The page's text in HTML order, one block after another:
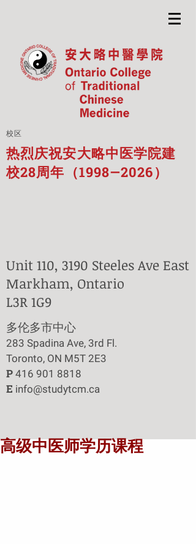
校区
热烈庆祝安大略中医学院建
校28周年（1998—2026）
Unit 110, 3190 Steeles Ave East
Markham, Ontario
L3R 1G9
​多伦多市中心
283 Spadina Ave, 3rd Fl.
Toronto, ON M5T 2E3
P 416 901 8818
E info@studytcm.ca
高级中医师学历课程